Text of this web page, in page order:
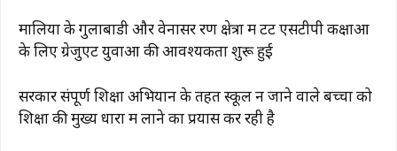
मालिया के गुलाबाडी और वेनासर रण क्षेत्रों में टेंट एसटीपी कक्षाओं
के लिए ग्रेजुएट युवाओं की आवश्यकता शुरू हुई
सरकार संपूर्ण शिक्षा अभियान के तहत स्कूल न जाने वाले बच्चों को
शिक्षा की मुख्य धारा में लाने का प्रयास कर रही है